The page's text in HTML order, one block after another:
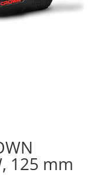
125 mm